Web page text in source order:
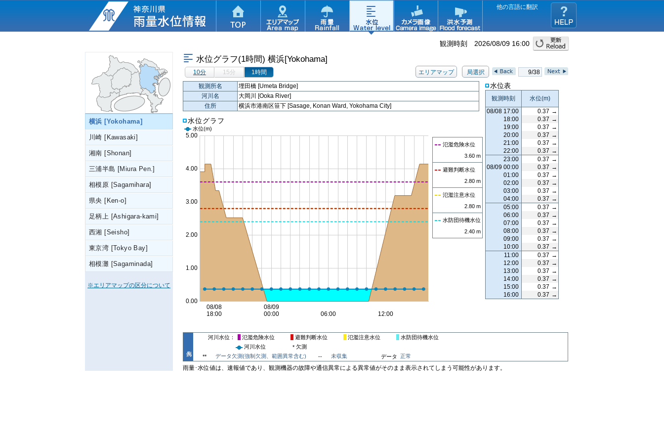
他の言語に翻訳
観測時刻 2026/08/09 16:00
横浜 [Yokohama]
川崎 [Kawasaki]
湘南 [Shonan]
三浦半島 [Miura Pen.]
相模原 [Sagamihara]
県央 [Ken-o]
足柄上 [Ashigara-kami]
西湘 [Seisho]
東京湾 [Tokyo Bay]
相模灘 [Sagaminada]
※エリアマップの区分について
水位グラフ(1時間) 横浜[Yokohama]
10分 15分 1時間 エリアマップ 局選択
9/38
観測所名
埋田橋 [Umeta Bridge]
河川名
大岡川 [Ooka River]
住所
横浜市港南区笹下 [Sasage, Konan Ward, Yokohama City]
水位グラフ
水位(m)
氾濫危険水位
3.60 m
避難判断水位
2.80 m
氾濫注意水位
2.80 m
水防団待機水位
2.40 m
河川水位 氾濫危険水位 避難判断水位 氾濫注意水位
水防団待機水位
河川水位
* 欠測
**
データ欠測(強制欠測、範囲異常含む) -- 未収集 データ 正常
水位表
観測時刻 水位(m)
08/08 17:00
0.37 →
18:00
0.37 →
19:00
0.37 →
20:00
0.37 →
21:00
0.37 →
22:00
0.37 →
23:00
0.37 →
08/09 00:00
0.37 →
01:00
0.37 →
02:00
0.37 →
03:00
0.37 →
04:00
0.37 →
05:00
0.37 →
06:00
0.37 →
07:00
0.37 →
08:00
0.37 →
09:00
0.37 →
10:00
0.37 →
11:00
0.37 →
12:00
0.37 →
13:00
0.37 →
14:00
0.37 →
15:00
0.37 →
16:00
0.37 →
雨量･水位値は、速報値であり、観測機器の故障や通信異常による異常値がそのまま表示されてしまう可能性があります。